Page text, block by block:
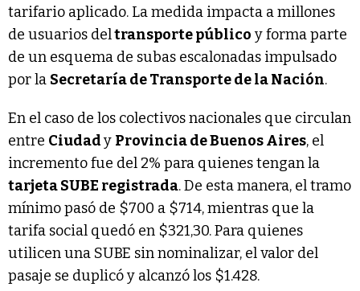
tarifario aplicado. La medida impacta a millones
de usuarios deltransporte público y forma parte
de un esquema de subas escalonadas impulsado
por la Secretaría de Transporte de la Nación.
En el caso de los colectivos nacionales que circulan
entre Ciudady Provincia de Buenos Aires, el
incremento fue del 2% para quienes tengan la
tarjeta SUBE registrada. De esta manera, el tramo
mínimo pasó de $700 a $714, mientras que la
tarifa social quedó en $321,30. Para quienes
utilicen una SUBE sin nominalizar, el valor del
pasaje se duplicó y alcanzó los $1.428.